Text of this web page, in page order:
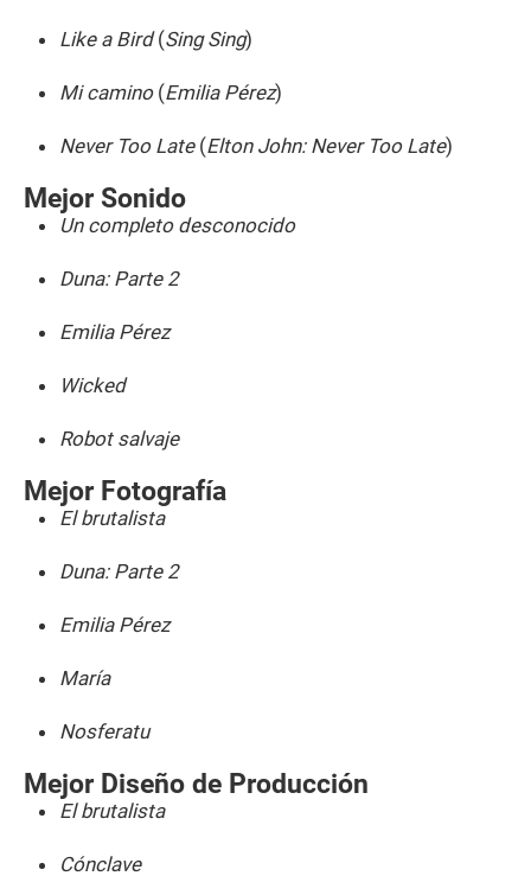
Like a Bird(Sing Sing)
Mi camino (Emilia Pérez)
Never Too Late (Elton John: Never Too Late)
Mejor Sonido
Un completo desconocido
Duna: Parte 2
Emilia Pérez
Wicked
Robot salvaje
Mejor Fotografía
El brutalista
Duna: Parte 2
Emilia Pérez
María
Nosferatu
Mejor Diseño de Producción
El brutalista
Cónclave